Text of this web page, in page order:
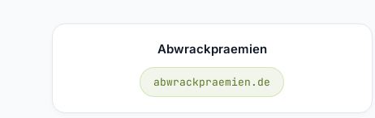
Abwrackpraemien
abwrackpraemien.de